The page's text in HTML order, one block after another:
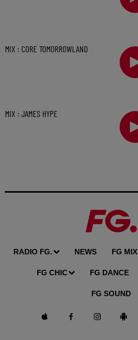
MIX : CORE TOMORROWLAND
MIX : JAMES HYPE
RADIO FG. NEWS FG MIX
FG CHIC FG DANCE
FG SOUND